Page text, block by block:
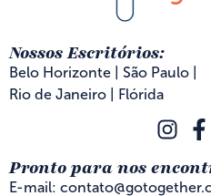
Nossos Escritórios:
Belo Horizonte | São Paulo |
Rio de Janeiro | Flórida
Pronto para nos
E-mail: